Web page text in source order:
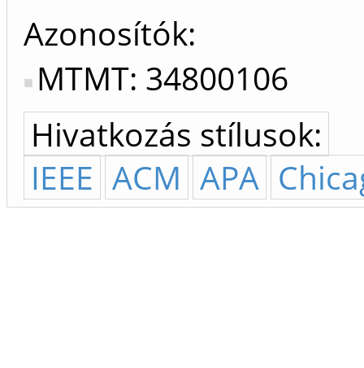
Azonosítók
MTMT: 34800106
Hivatkozás stílusok:
IEEE ACM APA